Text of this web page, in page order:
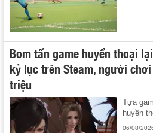
Bom tấn game huyền thoại
kỷ lục trên Steam, người
triệu
Tựa
huyền
06/08/